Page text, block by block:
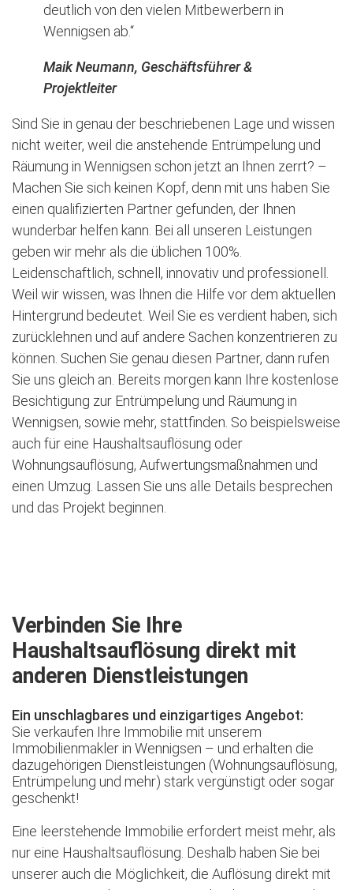
deutlich von den vielen Mitbewerbern in
Wennigsen ab.“
Maik Neumann, Geschäftsführer &
Projektleiter
Sind Sie in genau der beschriebenen Lage und wissen
nicht weiter, weil die anstehende Entrümpelung und
Räumung in Wennigsen schon jetzt an Ihnen zerrt? –
Machen Sie sich keinen Kopf, denn mit uns haben Sie
einen qualifizierten Partner gefunden, der Ihnen
wunderbar helfen kann. Bei all unseren Leistungen
geben wir mehr als die üblichen 100%.
Leidenschaftlich, schnell, innovativ und professionell.
Weil wir wissen, was Ihnen die Hilfe vor dem aktuellen
Hintergrund bedeutet. Weil Sie es verdient haben, sich
zurücklehnen und auf andere Sachen konzentrieren zu
können. Suchen Sie genau diesen Partner, dann rufen
Sie uns gleich an. Bereits morgen kann Ihre kostenlose
Besichtigung zur Entrümpelung und Räumung in
Wennigsen, sowie mehr, stattfinden. So beispielsweise
auch für eine Haushaltsauflösung oder
Wohnungsauflösung, Aufwertungsmaßnahmen und
einen Umzug. Lassen Sie uns alle Details besprechen
und das Projekt beginnen.
Verbinden Sie Ihre
Haushaltsauflösung direkt mit
anderen Dienstleistungen
Ein unschlagbares und einzigartiges Angebot:
Sie verkaufen Ihre Immobilie mit unserem
Immobilienmakler in Wennigsen – und erhalten die
dazugehörigen Dienstleistungen (Wohnungsauflösung,
Entrümpelung und mehr) stark vergünstigt oder sogar
geschenkt!
Eine leerstehende Immobilie erfordert meist mehr, als
nur eine Haushaltsauflösung. Deshalb haben Sie bei
unserer auch die Möglichkeit, die Auflösung direkt mit